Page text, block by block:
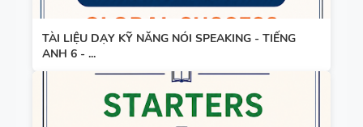
TÀI LIỆU DẠY KỸ NĂNG NÓI SPEAKING - TIẾNG
ANH 6 - ...